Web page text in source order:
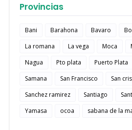
Provincias
Bani Barahona Bavaro
La romana
La vega Moca
Nagua
Pto plata Puerto Plata
Samana
San Francisco San
Sanchez ramirez
Santiago
Yamasa
ocoa sabana de la